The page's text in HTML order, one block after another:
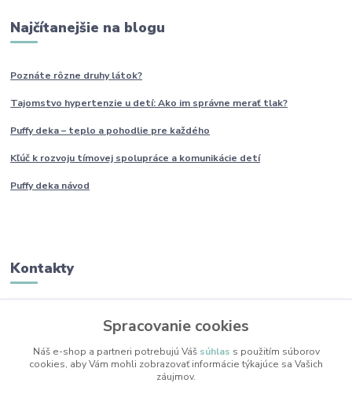
Najčítanejšie na blogu
Poznáte rôzne druhylátok?
Tajomstvo hypertenzie u detí: Ako im správne merať tlak?
Puffy deka – teplo a pohodlie pre každého
Kľúč k rozvoju tímovej spolupráce a komunikácie detí
Puffy deka návod
Kontakty
+421 950 436 258
(Po-Pia, 9-17 hod.)
Spracovanie cookies
Náš e-shop a partneri potrebujú Váš súhlas s použitím súborov
cookies, aby Vám mohli zobrazovať informácie týkajúce sa Vašich
záujmov.